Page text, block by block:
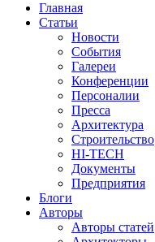
Главная
Статьи
Новости
События
Галереи
Конференции
Персоналии
Пресса
Архитектура
Строительство
HI-TECH
Документы
Предприятия
Блоги
Авторы
Авторы статей